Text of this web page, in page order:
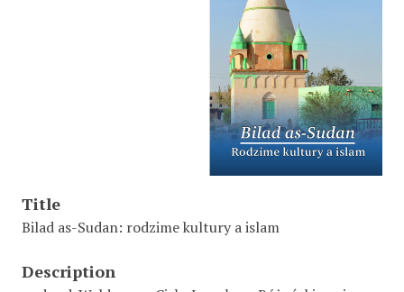
Title
Bilad as-Sudan: rodzime kultury a islam
Description